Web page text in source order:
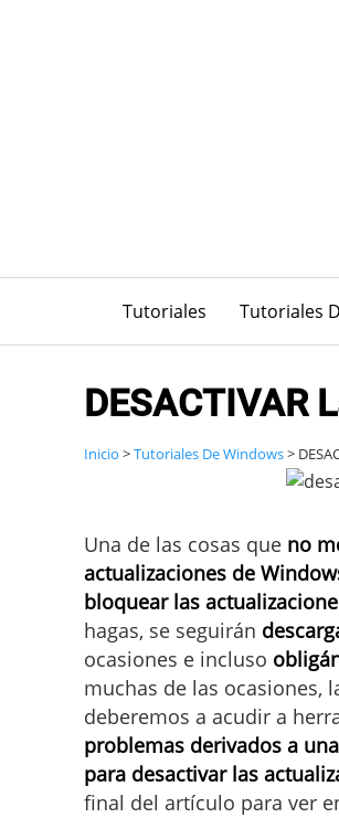
Tutoriales Tutoriales
DESACTIVAR
Inicio >Tutoriales De Windows>
Una de las cosas que no
actualizaciones de
bloquear las
hagas, se seguirán
ocasiones e incluso
muchas de las ocasiones,
deberemos a acudir a
problemas derivados a
para desactivar las
final del artículo para ver